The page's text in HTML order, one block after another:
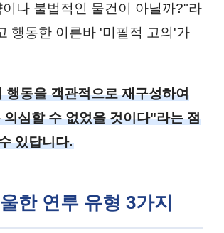
나 불법적인 물건이 아닐까?"라
행동한 이른바 '미필적 고의'가
동을 객관적으로 재구성하여
심할 수 없었을 것이다"라는 점
있답니다.
한 연루 유형 3가지